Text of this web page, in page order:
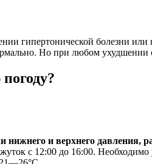
гипертонической болезни
Но при любом
нижнего и верхнего давления,
с 12:00 до 16:00.